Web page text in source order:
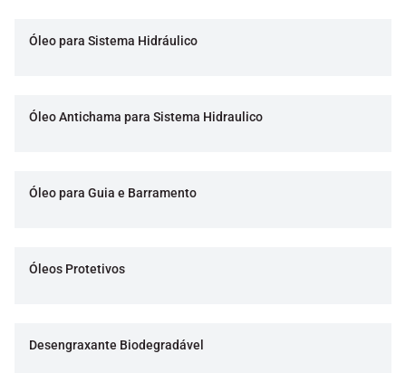
Óleo para Sistema Hidráulico
Óleo Antichama para Sistema Hidraulico
Óleo para Guia e Barramento
Óleos Protetivos
Desengraxante Biodegradável